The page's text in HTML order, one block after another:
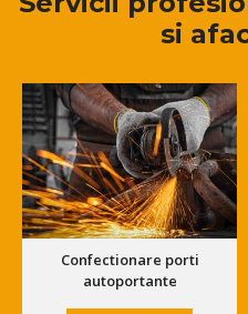
si
Confectionare porti
autoportante